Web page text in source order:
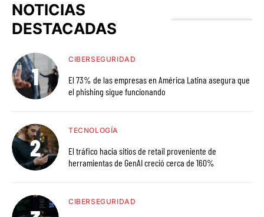
NOTICIAS
DESTACADAS
CIBERSEGURIDAD
El 73% de las empresas en América Latina asegura que
el phishing sigue funcionando
TECNOLOGÍA
El tráfico hacia sitios de retail proveniente de
herramientas de GenAI creció cerca de 160%
CIBERSEGURIDAD